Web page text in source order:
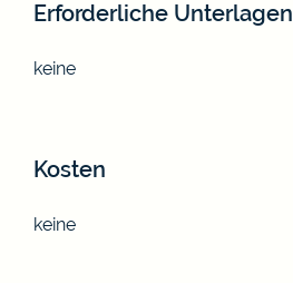
Erforderliche Unterlagen
keine
Kosten
keine